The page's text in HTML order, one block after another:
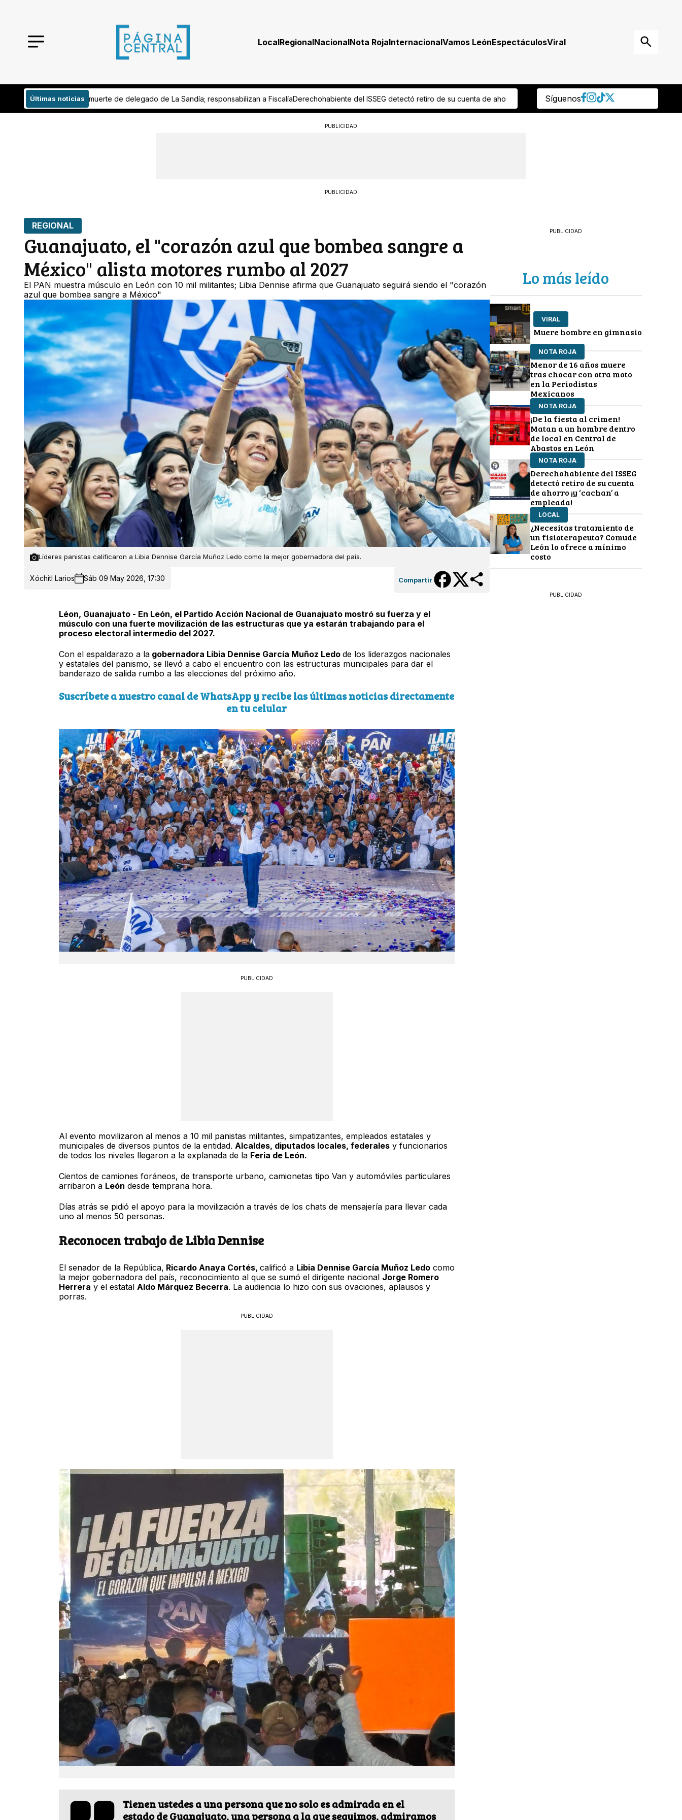
LocalRegionalNacionalNota RojaInternacionalVamos LeónEspectáculosViral
Últimas noticias
de La Sandía; responsabilizan a FiscalíaDerechohabiente del ISSEG detectó retiro de su cuenta de ahorro ¡y ‘cachan’ a empleada!Pasan de la ordeña a tener sus refineríasMuere hombre en
Síguenos
PUBLICIDAD
PUBLICIDAD
REGIONAL
Guanajuato, el "corazón azul que bombea sangre a
México" alista motores rumbo al 2027
El PAN muestra músculo en León con 10 mil militantes; Libia Dennise afirma que Guanajuato seguirá siendo el "corazón
azul que bombea sangre a México"
Líderes panistas calificaron a Libia Dennise García Muñoz Ledo como la mejor gobernadora del país.
Xóchitl Larios Sáb 09 May 2026, 17:30 Compartir
Léon, Guanajuato - En León, el Partido Acción Nacional de Guanajuato mostró su fuerza y el
músculo con una fuerte movilización de las estructuras que ya estarán trabajando para el
proceso electoral intermedio del 2027.
Con el espaldarazo a lagobernadora Libia Dennise García Muñoz Ledo de los liderazgos nacionales
y estatales del panismo, se llevó a cabo el encuentro con las estructuras municipales para dar el
banderazo de salida rumbo a las elecciones del próximo año.
Suscríbete a nuestro canal de WhatsApp y recibe las últimas noticias directamente
en tu celular
PUBLICIDAD
Al evento movilizaron al menos a 10 mil panistas militantes, simpatizantes, empleados estatales y
municipales de diversos puntos de la entidad. Alcaldes, diputados locales, federalesy funcionarios
de todos los niveles llegaron a la explanada de la Feria de León.
Cientos de camiones foráneos, de transporte urbano, camionetas tipo Van y automóviles particulares
arribaron a León desde temprana hora.
Días atrás se pidió el apoyo para la movilización a través de los chats de mensajería para llevar cada
uno al menos 50 personas.
Reconocen trabajo de Libia Dennise
El senador de la República, Ricardo Anaya Cortés, calificó a Libia Dennise García Muñoz Ledocomo
la mejor gobernadora del país, reconocimiento al que se sumó el dirigente nacional Jorge Romero
Herrera y el estatal Aldo Márquez Becerra. La audiencia lo hizo con sus ovaciones, aplausos y
porras.
PUBLICIDAD
Tienen ustedes a una persona que no solo es admirada en el
estado de Guanajuato, una persona a la que seguimos, admiramos
PUBLICIDAD
Lo más leído
VIRAL
Muere hombre en gimnasio
NOTA ROJA
Menor de 16 años muere
tras chocar con otra moto
en la Periodistas
Mexicanos
NOTA ROJA
¡De la fiesta al crimen!
Matan a un hombre dentro
de local en Central de
Abastos en León
NOTA ROJA
Derechohabiente del ISSEG
detectó retiro de su cuenta
de ahorro ¡y ‘cachan’ a
empleada!
LOCAL
¿Necesitas tratamiento de
un fisioterapeuta? Comude
León lo ofrece a mínimo
costo
PUBLICIDAD